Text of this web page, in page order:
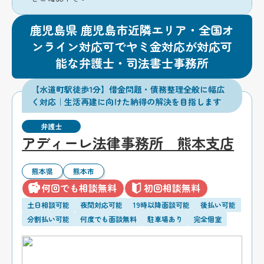
鹿児島県 鹿児島市近隣エリア・全国オ
ンライン対応可でヤミ金対応が対応可
能な弁護士・司法書士事務所
【水道町駅徒歩1分】借金問題・債務整理全般に幅広
く対応｜生活再建に向けた納得の解決を目指します
弁護士
アディーレ法律事務所 熊本支店
熊本県 熊本市
何回でも相談無料 初回相談無料
土日相談可能 夜間対応可能 19時以降面談可能
後払い可能
分割払い可能
何度でも面談無料 駐車場あり 完全個室